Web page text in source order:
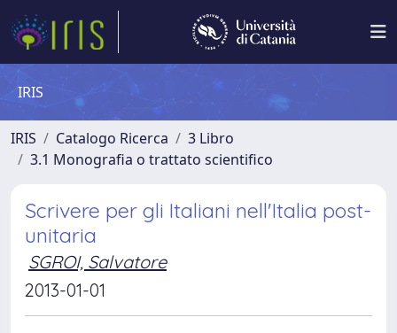
IRIS
IRIS Catalogo Ricerca
3 Libro
3.1 Monografia o trattato scientifico
Scrivere per gli Italiani nell'Italia post-
unitaria
SGROI, Salvatore
2013-01-01